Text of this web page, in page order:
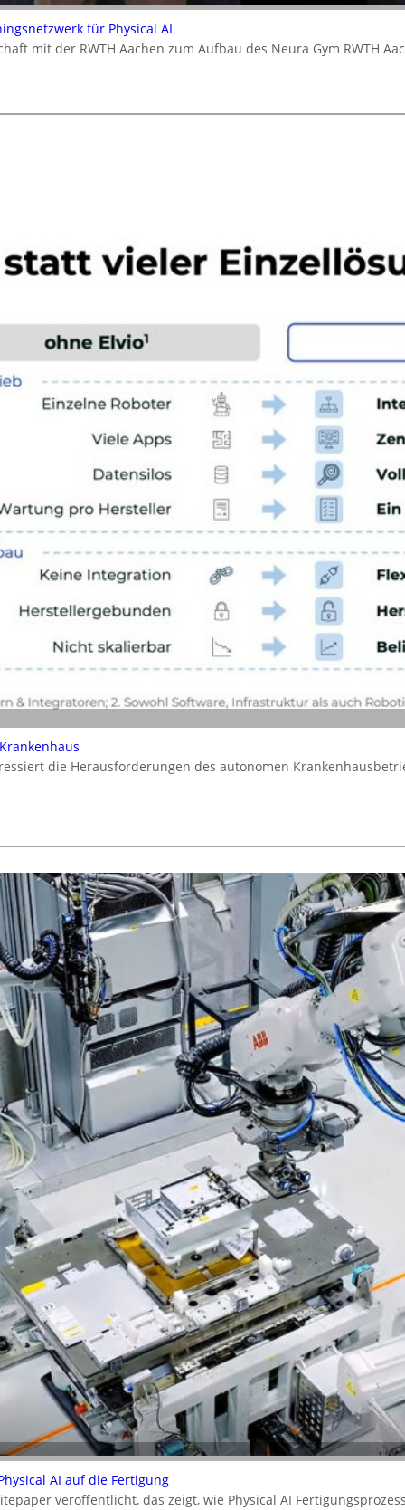
für Physical AI
mit der RWTH Aachen zum Aufbau des Neura Gym RWTH
die Herausforderungen des autonomen
AI auf die Fertigung
veröffentlicht, das zeigt, wie Physical AI